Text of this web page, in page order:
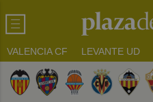
VALENCIA CF LEVANTE UD